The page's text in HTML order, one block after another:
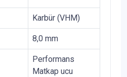
Karbür (VHM)
8,0 mm
Performans
Matkap ucu